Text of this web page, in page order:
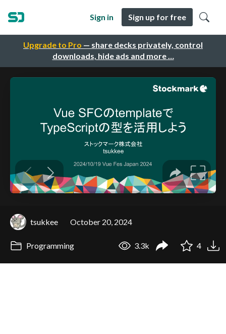
Upgrade to Pro — share decks privately, control
downloads, hide ads and more …
Sign in Sign up for free
tsukkee October 20, 2024
Programming 3.3k 4